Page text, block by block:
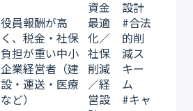
役員報酬が高
く、税金・社保
負担が重い中小
企業経営者（建
設・運送・医療
など）
資金
最適
化／
社保
削減
／経
営設
設計
#合法
的削
減ス
キー
ム
#キャ